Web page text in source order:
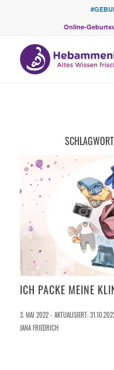
Online-
ICH PACKE MEINE
3. MAI 2022 - AKTUALISIERT:
JANA FRIEDRICH